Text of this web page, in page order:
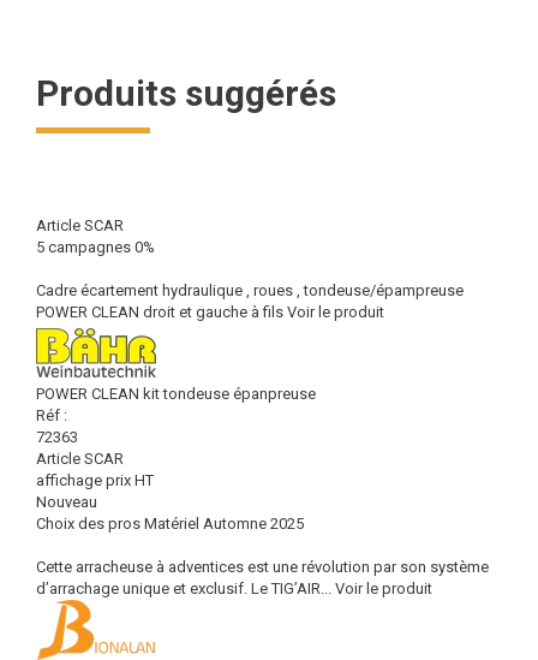
Produits suggérés
Article SCAR
5 campagnes 0%
Cadre écartement hydraulique , roues , tondeuse/épampreuse
POWER CLEAN droit et gauche à fils Voir le produit
POWER CLEAN kit tondeuse épanpreuse
Réf :
72363
Article SCAR
affichage prix HT
Nouveau
Choix des pros Matériel Automne 2025
Cette arracheuse à adventices est une révolution par son système
d’arrachage unique et exclusif. Le TIG’AIR... Voir le produit